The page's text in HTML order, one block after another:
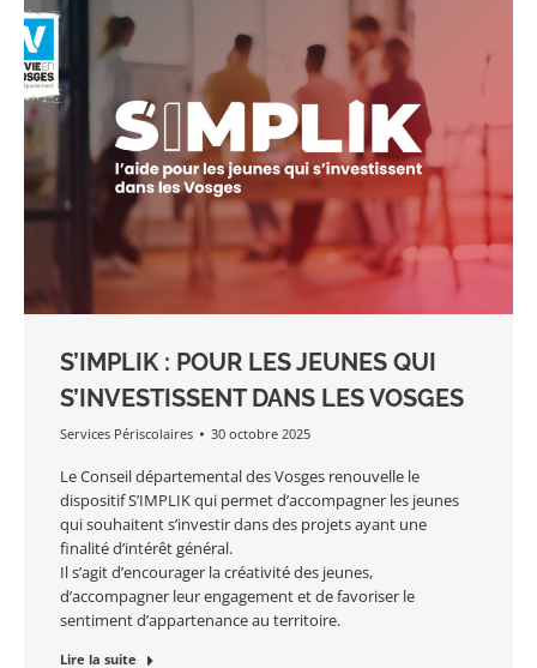
S’IMPLIK : POUR LES JEUNES QUI
S’INVESTISSENT DANS LES VOSGES
Services Périscolaires 30 octobre 2025
Le Conseil départemental des Vosges renouvelle le
dispositif S’IMPLIK qui permet d’accompagner les jeunes
qui souhaitent s’investir dans des projets ayant une
finalité d’intérêt général.
Il s’agit d’encourager la créativité des jeunes,
d’accompagner leur engagement et de favoriser le
sentiment d’appartenance au territoire.
Lire la suite